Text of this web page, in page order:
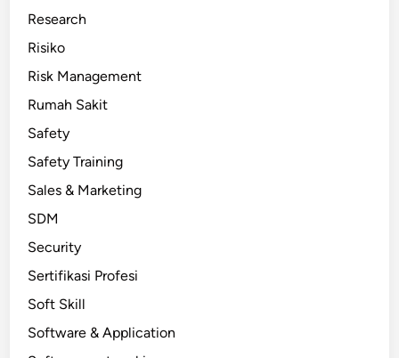
Research
Risiko
Risk Management
Rumah Sakit
Safety
Safety Training
Sales & Marketing
SDM
Security
Sertifikasi Profesi
Soft Skill
Software & Application